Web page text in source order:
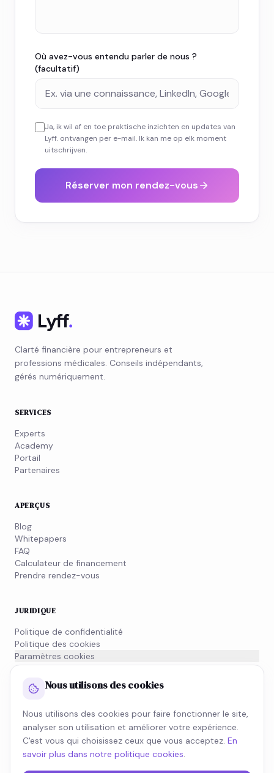
Où avez-vous entendu parler de nous ?
(facultatif)
Ja, ik wil af en toe praktische inzichten en updates van
Lyff. ontvangen per e-mail. Ik kan me op elk moment
uitschrijven.
Réserver mon rendez-vous
Clarté financière pour entrepreneurs et
professions médicales. Conseils indépendants,
gérés numériquement.
SERVICES
Experts
Academy
Portail
Partenaires
APERÇUS
Blog
Whitepapers
FAQ
Calculateur de financement
Prendre rendez-vous
JURIDIQUE
Politique de confidentialité
Politique des cookies
Paramètres cookies
Informations MiFID
NEWSLETTER
Inscrivez-vous à notre newsletter et restez informé de
l'actualité fiscale.
Nous utilisons des cookies
Nous utilisons des cookies pour faire fonctionner le site,
analyser son utilisation et améliorer votre expérience.
C'est vous qui choisissez ceux que vous acceptez. En
savoir plus dans notre politique cookies.